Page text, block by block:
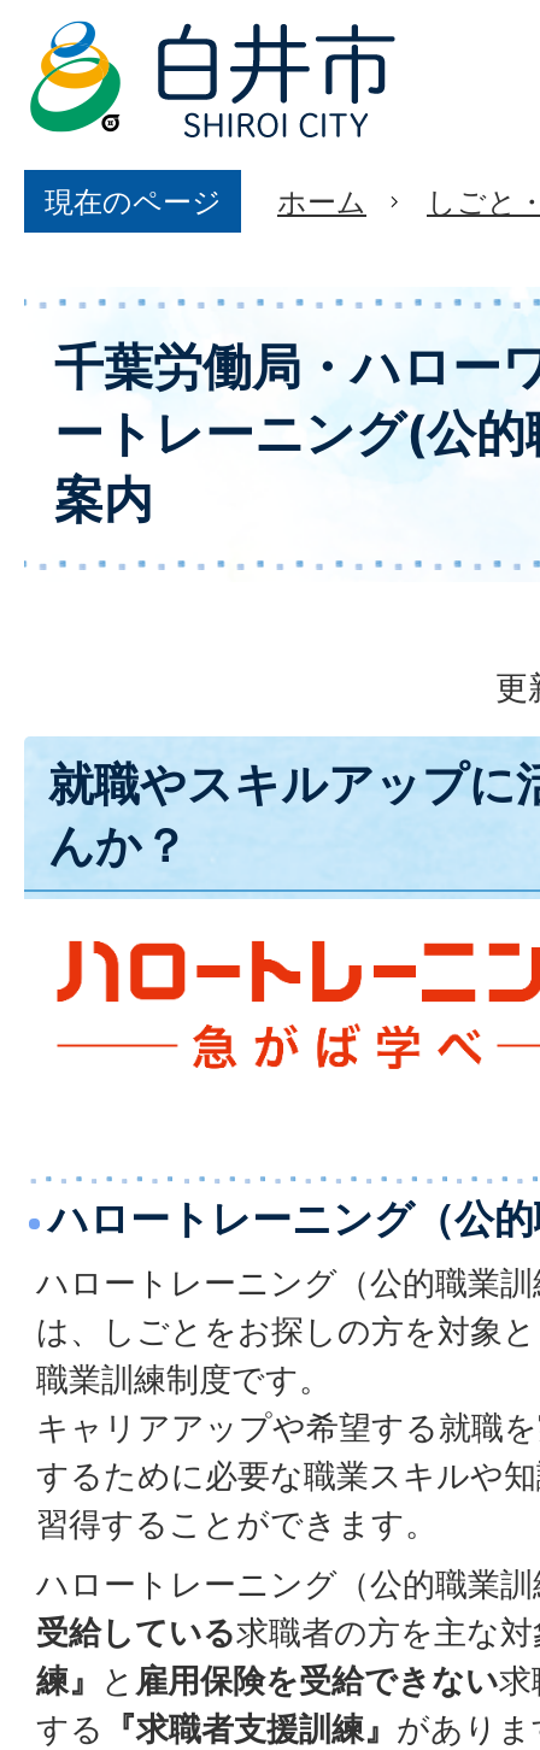
現在のページ ホーム しごと
千葉労働局・ハロー
ートレーニング(公
案内
更
就職やスキルアップに
んか？
ハロートレーニング（公
ハロートレーニング（公的職業
は、しごとをお探しの方を対象
職業訓練制度です。
キャリアアップや希望する就職
するために必要な職業スキルや
習得することができます。
ハロートレーニング（公的職業
受給している求職者の方を主な
練』 と 雇用保険を受給できない求
する
『求職者支援訓練』 がありま